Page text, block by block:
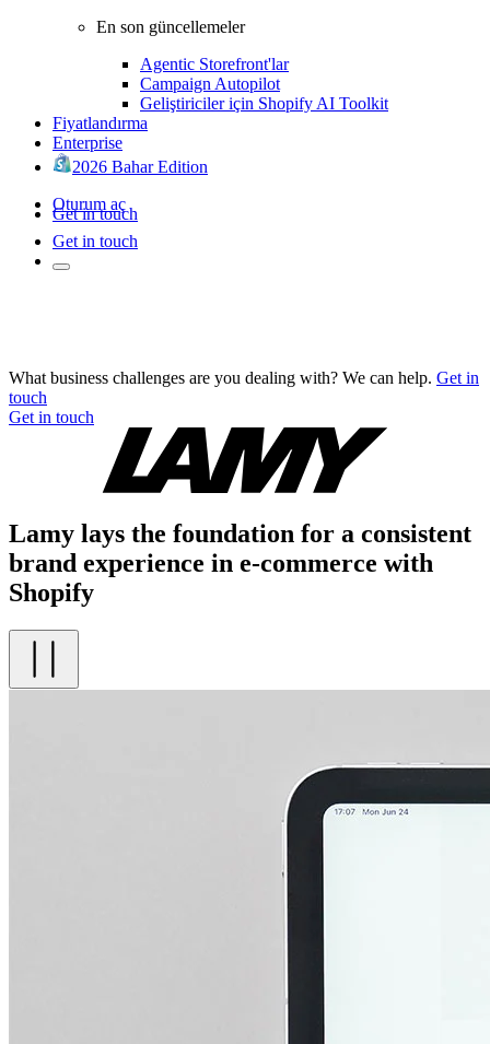
En son güncellemeler
Agentic Storefront'lar
Campaign Autopilot
Geliştiriciler için Shopify AI Toolkit
Fiyatlandırma
Enterprise
2026 Bahar Edition
Oturum aç
Get in touch
Get in touch
What business challenges are you dealing with? We can help. Get in
touch
Get in touch
Lamy lays the foundation for a consistent
brand experience in e-commerce with
Shopify